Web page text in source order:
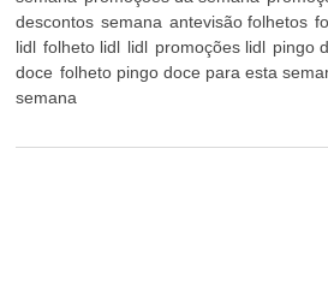
descontos semana antevisão folhetos
lidl folheto lidl lidl promoções lidl pingo
doce folheto pingo doce para esta
semana